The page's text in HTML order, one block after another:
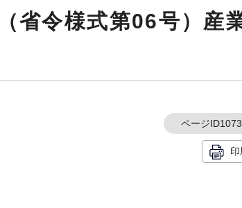
省令様式第06号）産
ページ
印